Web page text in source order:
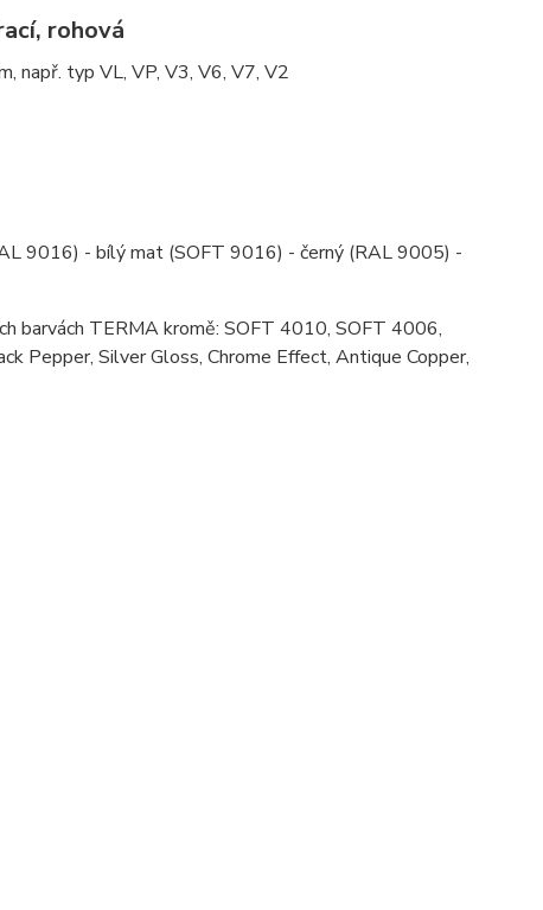
rohová
např. typ VL, VP, V3, V6, V7, V2
9016) - bílý mat (SOFT 9016) - černý (RAL 9005) -
barvách TERMA kromě: SOFT 4010, SOFT 4006,
Pepper, Silver Gloss, Chrome Effect, Antique Copper,